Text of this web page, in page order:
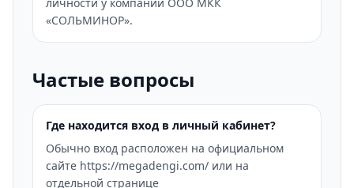
«СОЛЬМИНОР».
Частые вопросы
Где находится вход в личный кабинет?
Обычно вход расположен на официальном
сайте https://megadengi.com/ или на
отдельной странице